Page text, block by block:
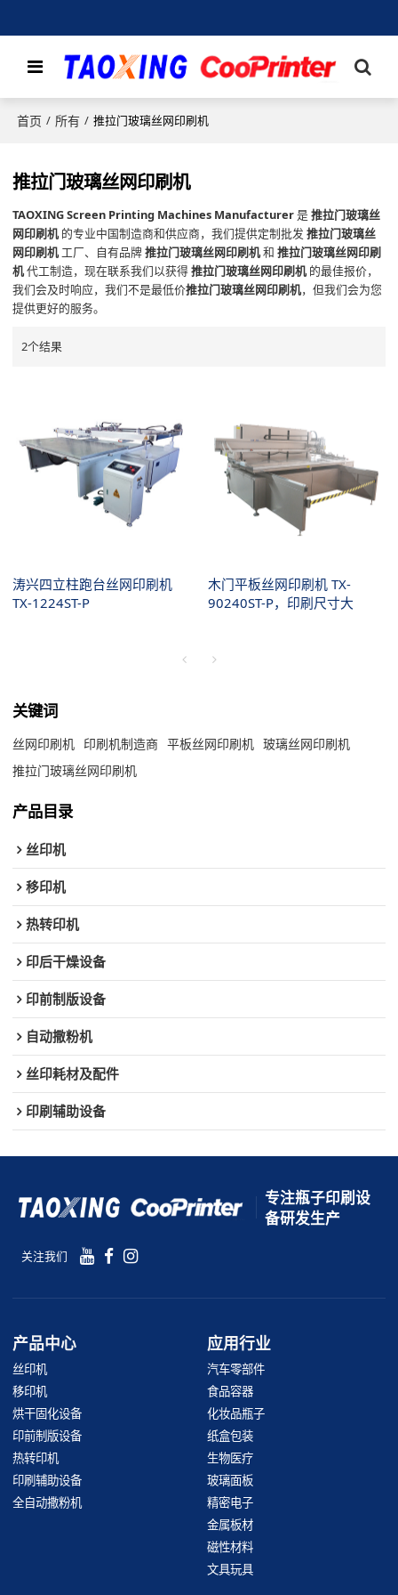
首页 / 所有 / 推拉门玻璃丝网印刷机
推拉门玻璃丝网印刷机
TAOXING Screen Printing Machines Manufacturer是推拉门玻璃丝
网印刷机 的专业中国制造商和供应商，我们提供定制批发推拉门玻璃丝
网印刷机 工厂、自有品牌推拉门玻璃丝网印刷机和推拉门玻璃丝网印刷
机代工制造，现在联系我们以获得推拉门玻璃丝网印刷机 的最佳报价，
我们会及时响应，我们不是最低价推拉门玻璃丝网印刷机，但我们会为您
提供更好的服务。
2个结果
涛兴四立柱跑台丝网印刷机
TX-1224ST-P
木门平板丝网印刷机 TX-
90240ST-P，印刷尺寸大
关键词
丝网印刷机 印刷机制造商 平板丝网印刷机 玻璃丝网印刷机
推拉门玻璃丝网印刷机
产品目录
丝印机
移印机
热转印机
印后干燥设备
印前制版设备
自动撒粉机
丝印耗材及配件
印刷辅助设备
专注瓶子印刷设
备研发生产
关注我们
产品中心
丝印机
移印机
烘干固化设备
印前制版设备
热转印机
印刷辅助设备
全自动撒粉机
应用行业
汽车零部件
食品容器
化妆品瓶子
纸盒包装
生物医疗
玻璃面板
精密电子
金属板材
磁性材料
文具玩具